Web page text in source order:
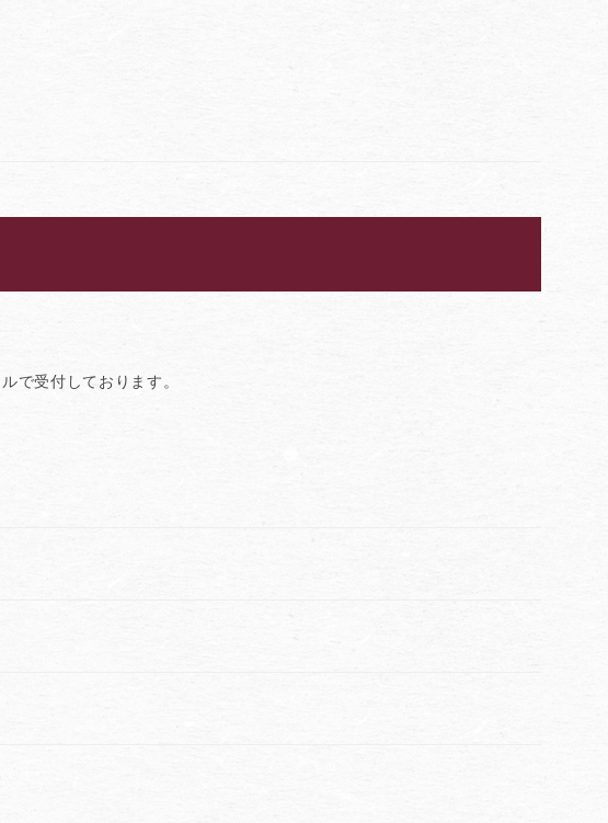
で受付しております。